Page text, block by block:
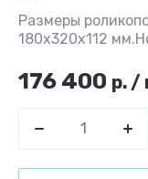
Размеры
180x320x112
176 400 р. /